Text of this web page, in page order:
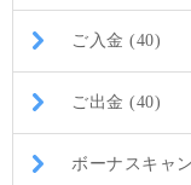
ご入金 (40)
ご出金 (40)
ボーナスキャ